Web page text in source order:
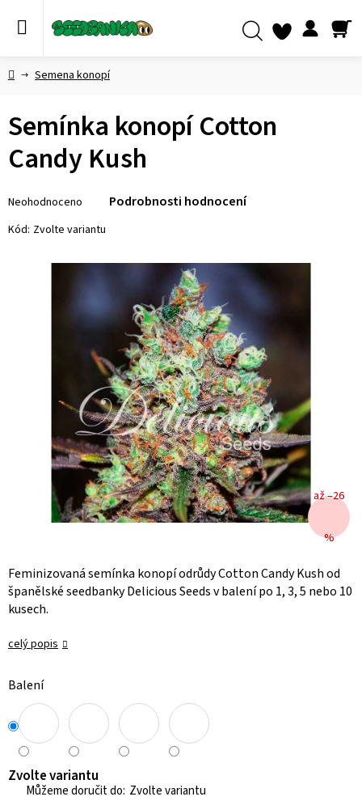
DomůSemena konopí
Feminizovaná semínka konopí odrůdy Cotton Candy Kush od
španělské seedbanky Delicious Seeds v balení po 1, 3, 5 nebo 10
kusech.
celý popis
Balení
Zvolte variantu
Zvolte variantu
Semínka konopí Cotton
Candy Kush
hodnocení
produktu
Neohodnoceno Podrobnosti hodnocení
Kód: Zvolte variantu
až –26
%